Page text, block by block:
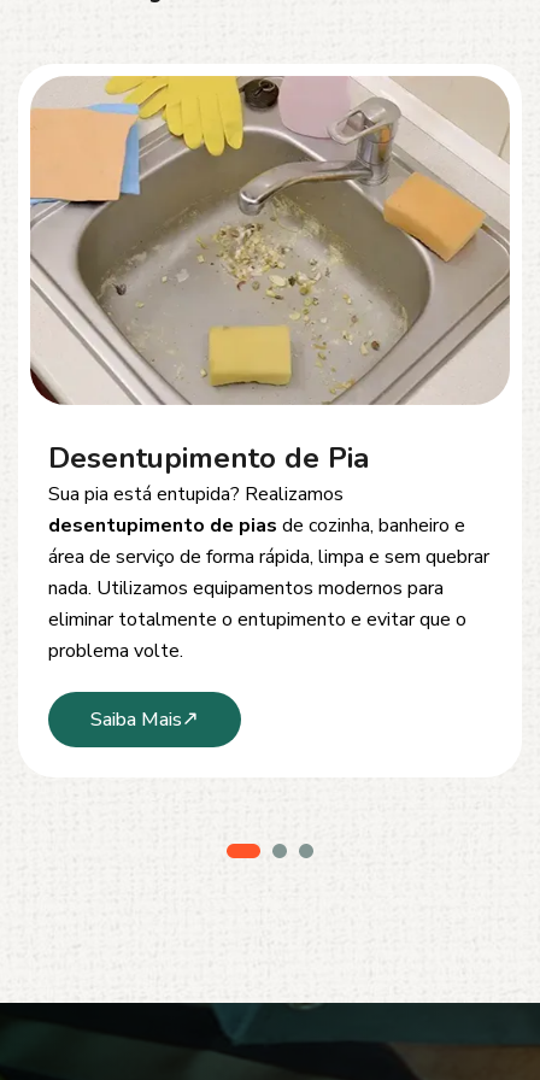
Desentupimento de Esgoto
Problemas comentupimento de esgoto
Oferecemos soluções rápidas e eficientes para
desobstrução de redes de esgoto, caixas de
inspeção e tubulações. Utilizamos equipamentos
modernos e técnicas seguras que garantem um
serviço limpo, ágil e sem danos à estrutura.
Saiba Mais